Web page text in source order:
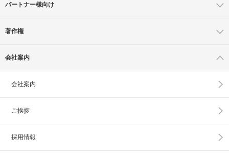
パートナー様向け
著作権
会社案内
会社案内
ご挨拶
採用情報